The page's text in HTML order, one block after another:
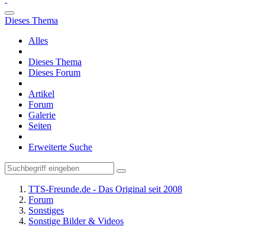
Dieses Thema
Alles
Dieses Thema
Dieses Forum
Artikel
Forum
Galerie
Seiten
Erweiterte Suche
TTS-Freunde.de - Das Original seit 2008
Forum
Sonstiges
Sonstige Bilder & Videos